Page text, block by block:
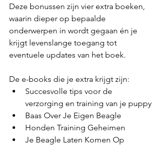
Deze bonussen zijn vier extra boeken,
waarin dieper op bepaalde
onderwerpen in wordt gegaan én je
krijgt levenslange toegang tot
eventuele updates van het boek.
De e-books die je extra krijgt zijn:
Succesvolle tips voor de
verzorging en training van je puppy
Baas Over Je Eigen Beagle
Honden Training Geheimen
Je Beagle Laten Komen Op